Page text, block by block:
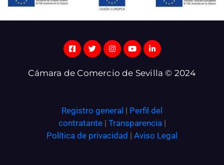
Cámara de Comercio de Sevilla © 2024
Registro general | Perfil del
contratante| Transparencia |
Política de privacidad | Aviso Legal